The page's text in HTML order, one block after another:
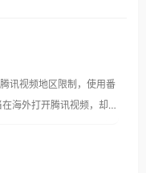
讯视频地区限制，使用番